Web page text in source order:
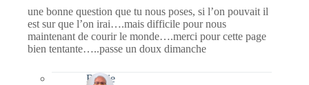
une bonne question que tu nous poses, si l’on pouvait il
est sur que l’on irai….mais difficile pour nous
maintenant de courir le monde….merci pour cette page
bien tentante…..passe un doux dimanche
Bernie